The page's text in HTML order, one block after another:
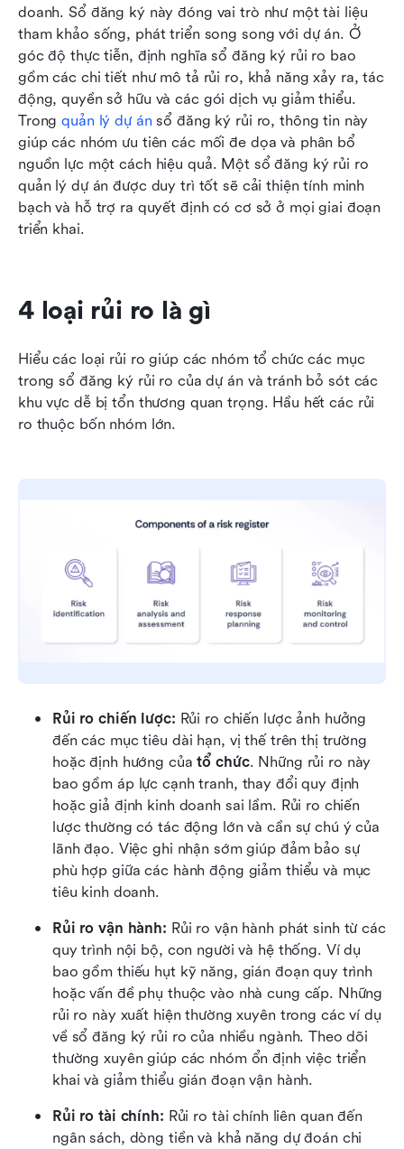
doanh. Sổ đăng ký này đóng vai trò như một tài liệu
tham khảo sống, phát triển song song với dự án. Ở
góc độ thực tiễn, định nghĩa sổ đăng ký rủi ro bao
gồm các chi tiết như mô tả rủi ro, khả năng xảy ra, tác
động, quyền sở hữu và các gói dịch vụ giảm thiểu.
Trong quản lý dự án sổ đăng ký rủi ro, thông tin này
giúp các nhóm ưu tiên các mối đe dọa và phân bổ
nguồn lực một cách hiệu quả. Một sổ đăng ký rủi ro
quản lý dự án được duy trì tốt sẽ cải thiện tính minh
bạch và hỗ trợ ra quyết định có cơ sở ở mọi giai đoạn
triển khai.
4 loại rủi ro là gì
Hiểu các loại rủi ro giúp các nhóm tổ chức các mục
trong sổ đăng ký rủi ro của dự án và tránh bỏ sót các
khu vực dễ bị tổn thương quan trọng. Hầu hết các rủi
ro thuộc bốn nhóm lớn.
Rủi ro chiến lược: Rủi ro chiến lược ảnh hưởng
đến các mục tiêu dài hạn, vị thế trên thị trường
hoặc định hướng của tổ chức. Những rủi ro này
bao gồm áp lực cạnh tranh, thay đổi quy định
hoặc giả định kinh doanh sai lầm. Rủi ro chiến
lược thường có tác động lớn và cần sự chú ý của
lãnh đạo. Việc ghi nhận sớm giúp đảm bảo sự
phù hợp giữa các hành động giảm thiểu và mục
tiêu kinh doanh.
Rủi ro vận hành: Rủi ro vận hành phát sinh từ các
quy trình nội bộ, con người và hệ thống. Ví dụ
bao gồm thiếu hụt kỹ năng, gián đoạn quy trình
hoặc vấn đề phụ thuộc vào nhà cung cấp. Những
rủi ro này xuất hiện thường xuyên trong các ví dụ
về sổ đăng ký rủi ro của nhiều ngành. Theo dõi
thường xuyên giúp các nhóm ổn định việc triển
khai và giảm thiểu gián đoạn vận hành.
Rủi ro tài chính: Rủi ro tài chính liên quan đến
ngân sách, dòng tiền và khả năng dự đoán chi